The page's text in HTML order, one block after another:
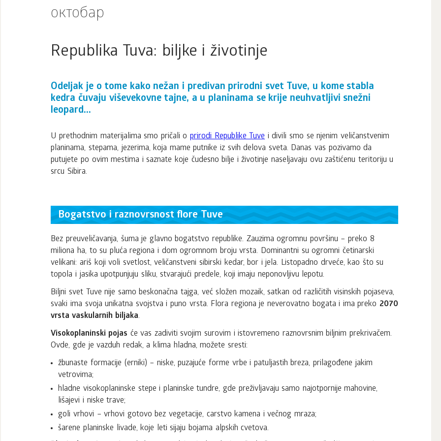
октобар
Republika Tuva: biljke i životinje
Odeljak je o tome kako nežan i predivan prirodni svet Tuve, u kome stabla
kedra čuvaju viševekovne tajne, a u planinama se krije neuhvatljivi snežni
leopard...
U prethodnim materijalima smo pričali o prirodi Republike Tuvei divili smo se njenim veličanstvenim
planinama, stepama, jezerima, koja mame putnike iz svih delova sveta. Danas vas pozivamo da
putujete po ovim mestima i saznate koje čudesno bilje i životinje naseljavaju ovu zaštićenu teritoriju u
srcu Sibira.
Bogatstvo i raznovrsnost flore Tuve
Bez preuveličavanja, šuma je glavno bogatstvo republike. Zauzima ogromnu površinu – preko 8
miliona ha, to su pluća regiona i dom ogromnom broju vrsta. Dominantni su ogromni četinarski
velikani: ariš koji voli svetlost, veličanstveni sibirski kedar, bor i jela. Listopadno drveće, kao što su
topola i jasika upotpunjuju sliku, stvarajući predele, koji imaju neponovljivu lepotu.
Biljni svet Tuve nije samo beskonačna tajga, već složen mozaik, satkan od različitih visinskih pojaseva,
svaki ima svoja unikatna svojstva i puno vrsta. Flora regiona je neverovatno bogata i ima preko 2070
vrsta vaskularnih biljaka.
Visokoplaninski pojas će vas zadiviti svojim surovim i istovremeno raznovrsnim biljnim prekrivačem.
Ovde, gde je vazduh redak, a klima hladna, možete sresti:
žbunaste formacije (erniki) – niske, puzajuće forme vrbe i patuljastih breza, prilagođene jakim
vetrovima;
hladne visokoplaninske stepe i planinske tundre, gde preživljavaju samo najotpornije mahovine,
lišajevi i niske trave;
goli vrhovi – vrhovi gotovo bez vegetacije, carstvo kamena i večnog mraza;
šarene planinske livade, koje leti sijaju bojama alpskih cvetova.